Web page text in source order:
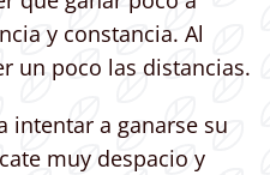
y constancia. Al
un poco las distancias.
intentar a ganarse su
muy despacio y